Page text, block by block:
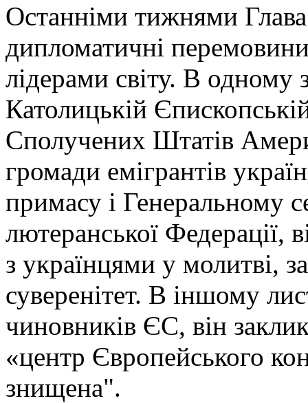
Останніми тижнями
дипломатичні перемовини
лідерами світу. В одному
Католицькій
Сполучених Штатів
громади емігрантів
примасу і Генеральному
лютеранської Федерації,
з українцями у молитві,
суверенітет. В іншому
чиновників ЄС, він
«центр Європейського
знищена".